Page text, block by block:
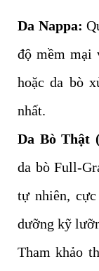
Da Nappa:
độ mềm
hoặc da bò
nhất.
Da Bò Thật
da bò Full-
tự nhiên,
dưỡng kỹ
Tham khảo